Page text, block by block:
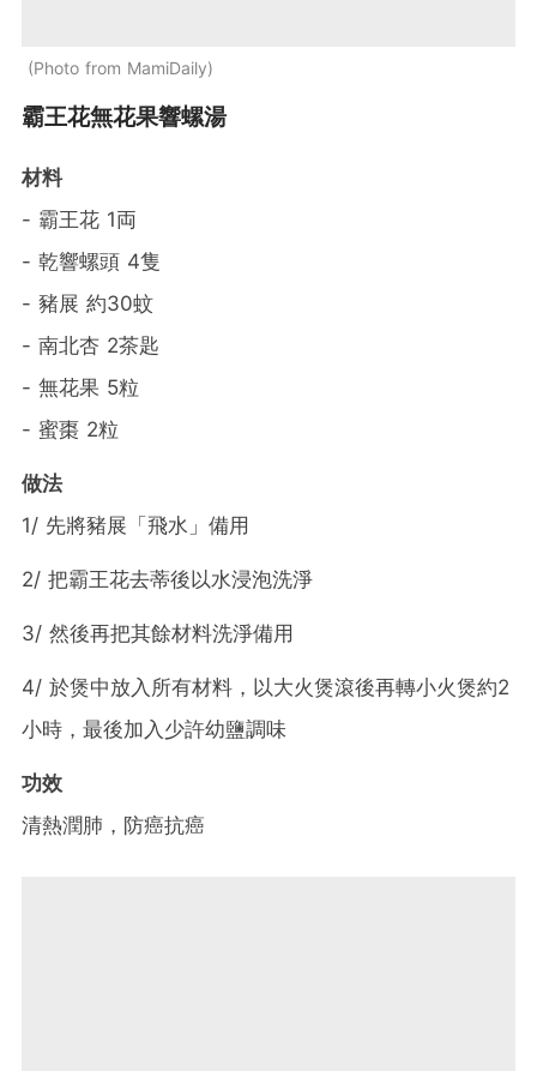
Photo from MamiDaily
霸王花無花果響螺湯
材料
- 霸王花 1両
- 乾響螺頭 4隻
- 豬展 約30蚊
- 南北杏 2茶匙
- 無花果 5粒
- 蜜棗 2粒
做法
1/ 先將豬展「飛水」備用
2/ 把霸王花去蒂後以水浸泡洗淨
3/ 然後再把其餘材料洗淨備用
4/ 於煲中放入所有材料，以大火煲滾後再轉小火煲約2
小時，最後加入少許幼鹽調味
功效
清熱潤肺，防癌抗癌